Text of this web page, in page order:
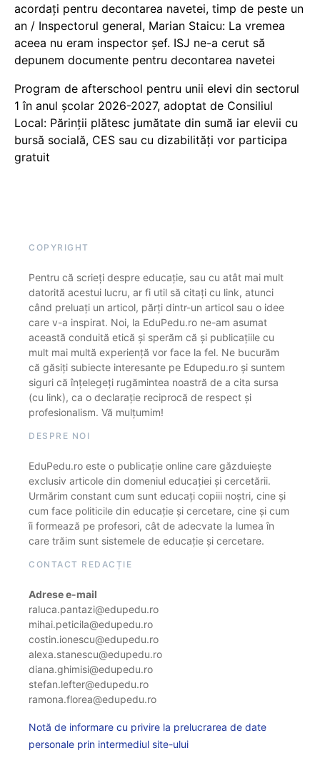
acordați pentru decontarea navetei, timp de peste un
an / Inspectorul general, Marian Staicu: La vremea
aceea nu eram inspector șef. ISJ ne-a cerut să
depunem documente pentru decontarea navetei
Program de afterschool pentru unii elevi din sectorul
1 în anul școlar 2026-2027, adoptat de Consiliul
Local: Părinții plătesc jumătate din sumă iar elevii cu
bursă socială, CES sau cu dizabilităţi vor participa
gratuit
COPYRIGHT
Pentru că scrieți despre educație, sau cu atât mai mult
datorită acestui lucru, ar fi util să citați cu link, atunci
când preluați un articol, părți dintr-un articol sau o idee
care v-a inspirat. Noi, la EduPedu.ro ne-am asumat
această conduită etică și sperăm că și publicațiile cu
mult mai multă experiență vor face la fel. Ne bucurăm
că găsiți subiecte interesante pe Edupedu.ro și suntem
siguri că înțelegeți rugămintea noastră de a cita sursa
(cu link), ca o declarație reciprocă de respect și
profesionalism. Vă mulțumim!
DESPRE NOI
EduPedu.ro este o publicație online care găzduiește
exclusiv articole din domeniul educației și cercetării.
Urmărim constant cum sunt educați copiii noștri, cine și
cum face politicile din educație și cercetare, cine și cum
îi formează pe profesori, cât de adecvate la lumea în
care trăim sunt sistemele de educație și cercetare.
CONTACT REDACȚIE
Adrese e-mail
raluca.pantazi@edupedu.ro
mihai.peticila@edupedu.ro
costin.ionescu@edupedu.ro
alexa.stanescu@edupedu.ro
diana.ghimisi@edupedu.ro
stefan.lefter@edupedu.ro
ramona.florea@edupedu.ro
Notă de informare cu privire la prelucrarea de date
personale prin intermediul site-ului